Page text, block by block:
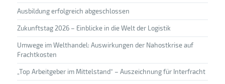
Ausbildung erfolgreich abgeschlossen
Zukunftstag 2026 – Einblicke in die Welt der Logistik
Umwege im Welthandel: Auswirkungen der Nahostkrise auf
Frachtkosten
„Top Arbeitgeber im Mittelstand“ – Auszeichnung für Interfracht